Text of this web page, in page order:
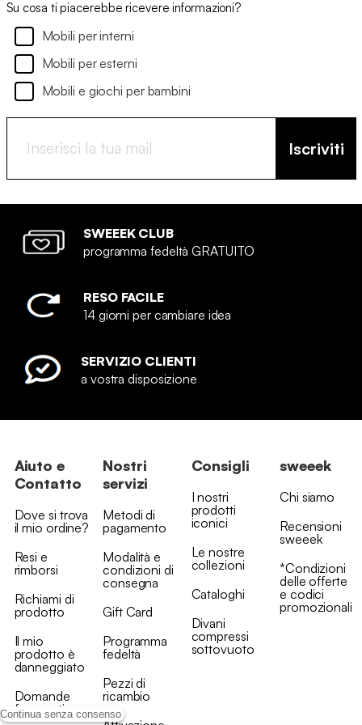
Continua senza consenso
Su cosa ti piacerebbe ricevere informazioni?
Mobili per interni
Mobili per esterni
Mobili e giochi per bambini
Iscriviti
SWEEEK CLUB
programma fedeltà GRATUITO
RESO FACILE
14 giorni per cambiare idea
SERVIZIO CLIENTI
a vostra disposizione
Aiuto e
Contatto
Dove si trova
il mio ordine?
Resi e
rimborsi
Richiami di
prodotto
Il mio
prodotto è
danneggiato
Domande
frequenti
Nostri
servizi
Metodi di
pagamento
Modalità e
condizioni di
consegna
Gift Card
Programma
fedeltà
Pezzi di
ricambio
Consigli
I nostri
prodotti
iconici
Le nostre
collezioni
Cataloghi
Divani
compressi
sottovuoto
sweeek
Chi siamo
Recensioni
sweeek
*Condizioni
delle offerte
e codici
promozionali